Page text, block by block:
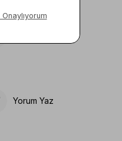
Yorum Yaz